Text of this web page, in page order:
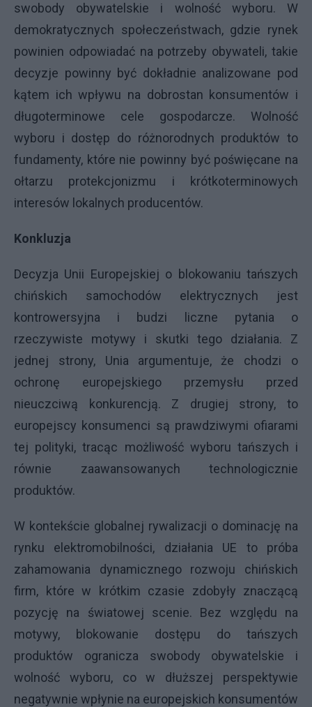
swobody obywatelskie i wolność wyboru. W
demokratycznych społeczeństwach, gdzie rynek
powinien odpowiadać na potrzeby obywateli, takie
decyzje powinny być dokładnie analizowane pod
kątem ich wpływu na dobrostan konsumentów i
długoterminowe cele gospodarcze. Wolność
wyboru i dostęp do różnorodnych produktów to
fundamenty, które nie powinny być poświęcane na
ołtarzu protekcjonizmu i krótkoterminowych
interesów lokalnych producentów.
Konkluzja
Decyzja Unii Europejskiej o blokowaniu tańszych
chińskich samochodów elektrycznych jest
kontrowersyjna i budzi liczne pytania o
rzeczywiste motywy i skutki tego działania. Z
jednej strony, Unia argumentuje, że chodzi o
ochronę europejskiego przemysłu przed
nieuczciwą konkurencją. Z drugiej strony, to
europejscy konsumenci są prawdziwymi ofiarami
tej polityki, tracąc możliwość wyboru tańszych i
równie zaawansowanych technologicznie
produktów.
W kontekście globalnej rywalizacji o dominację na
rynku elektromobilności, działania UE to próba
zahamowania dynamicznego rozwoju chińskich
firm, które w krótkim czasie zdobyły znaczącą
pozycję na światowej scenie. Bez względu na
motywy, blokowanie dostępu do tańszych
produktów ogranicza swobody obywatelskie i
wolność wyboru, co w dłuższej perspektywie
negatywnie wpłynie na europejskich konsumentów